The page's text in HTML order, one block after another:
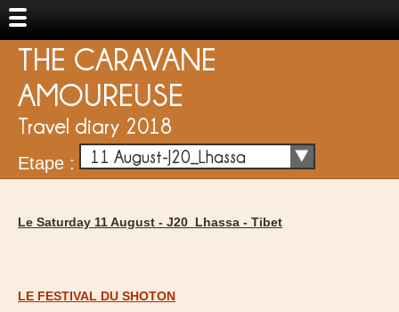
THE CARAVANE
AMOUREUSE
Travel diary 2018
Etape : 11 August-J20_Lhassa
Le Saturday 11 August - J20_Lhassa - Tibet
LE FESTIVAL DU SHOTON